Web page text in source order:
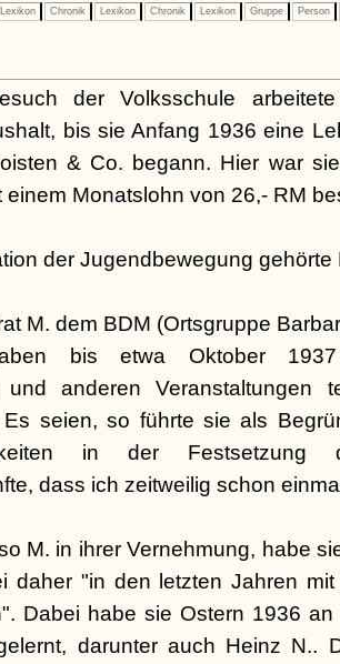
Lexikon Chronik Lexikon Chronik Lexikon Gruppe Person
der Volksschule
bis sie Anfang 1936 eine
& Co. begann. Hier war
einem Monatslohn von 26,- RM
der Jugendbewegung gehörte
M. dem BDM (Ortsgruppe
bis etwa Oktober
und anderen Veranstaltungen
Es seien, so führte sie als
in der Festsetzung
dass ich zeitweilig schon
M. in ihrer Vernehmung, habe
daher "in den letzten Jahren
Dabei habe sie Ostern 1936
darunter auch Heinz N..